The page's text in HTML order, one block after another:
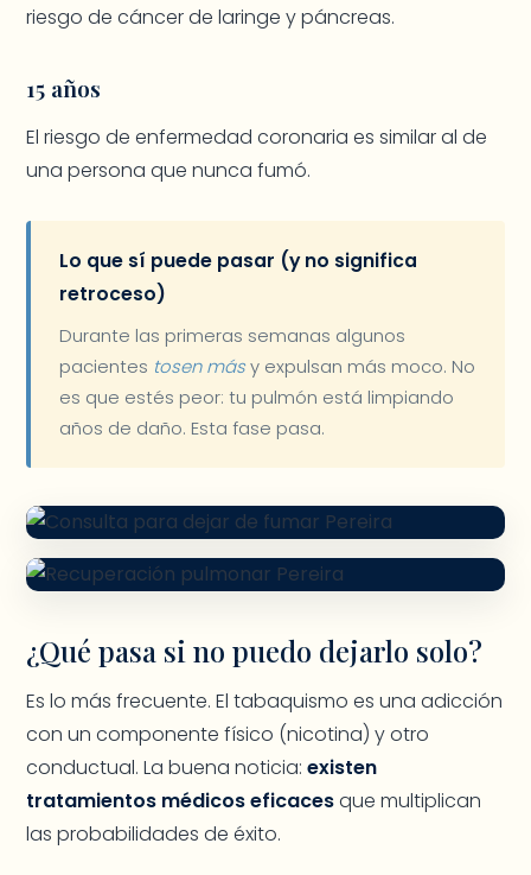
riesgo de cáncer de laringe y páncreas.
15 años
El riesgo de enfermedad coronaria es similar al de
una persona que nunca fumó.
Lo que sí puede pasar (y no significa
retroceso)
Durante las primeras semanas algunos
pacientes tosen másy expulsan más moco. No
es que estés peor: tu pulmón está limpiando
años de daño. Esta fase pasa.
¿Qué pasa si no puedo dejarlo solo?
Es lo más frecuente. El tabaquismo es una adicción
con un componente físico (nicotina) y otro
conductual. La buena noticia:existen
tratamientos médicos eficacesque multiplican
las probabilidades de éxito.